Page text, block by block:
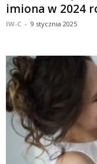
imiona w 2024
IW-C - 9 stycznia 2025